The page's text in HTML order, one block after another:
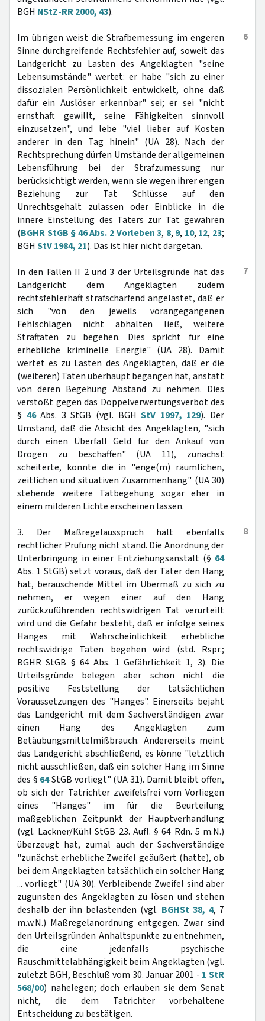
BGH NStZ-RR 2000, 43).
6
Im übrigen weist die Strafbemessung im engeren
Sinne durchgreifende Rechtsfehler auf, soweit das
Landgericht zu Lasten des Angeklagten "seine
Lebensumstände" wertet: er habe "sich zu einer
dissozialen Persönlichkeit entwickelt, ohne daß
dafür ein Auslöser erkennbar" sei; er sei "nicht
ernsthaft gewillt, seine Fähigkeiten sinnvoll
einzusetzen", und lebe "viel lieber auf Kosten
anderer in den Tag hinein" (UA 28). Nach der
Rechtsprechung dürfen Umstände der allgemeinen
Lebensführung bei der Strafzumessung nur
berücksichtigt werden, wenn sie wegen ihrer engen
Beziehung zur Tat Schlüsse auf den
Unrechtsgehalt zulassen oder Einblicke in die
innere Einstellung des Täters zur Tat gewähren
(BGHR StGB § 46 Abs. 2 Vorleben 3, 8, 9, 10, 12, 23;
BGH StV 1984, 21). Das ist hier nicht dargetan.
7
In den Fällen II 2 und 3 der Urteilsgründe hat das
Landgericht dem Angeklagten zudem
rechtsfehlerhaft strafschärfend angelastet, daß er
sich "von den jeweils vorangegangenen
Fehlschlägen nicht abhalten ließ, weitere
Straftaten zu begehen. Dies spricht für eine
erhebliche kriminelle Energie" (UA 28). Damit
wertet es zu Lasten des Angeklagten, daß er die
(weiteren) Taten überhaupt begangen hat, anstatt
von deren Begehung Abstand zu nehmen. Dies
verstößt gegen das Doppelverwertungsverbot des
§ 46Abs. 3 StGB (vgl. BGHStV 1997, 129). Der
Umstand, daß die Absicht des Angeklagten, "sich
durch einen Überfall Geld für den Ankauf von
Drogen zu beschaffen" (UA 11), zunächst
scheiterte, könnte die in "enge(m) räumlichen,
zeitlichen und situativen Zusammenhang" (UA 30)
stehende weitere Tatbegehung sogar eher in
einem milderen Lichte erscheinen lassen.
8
3. Der Maßregelausspruch hält ebenfalls
rechtlicher Prüfung nicht stand. Die Anordnung der
Unterbringung in einer Entziehungsanstalt (§ 64
Abs. 1 StGB) setzt voraus, daß der Täter den Hang
hat, berauschende Mittel im Übermaß zu sich zu
nehmen, er wegen einer auf den Hang
zurückzuführenden rechtswidrigen Tat verurteilt
wird und die Gefahr besteht, daß er infolge seines
Hanges mit Wahrscheinlichkeit erhebliche
rechtswidrige Taten begehen wird (std. Rspr.;
BGHR StGB § 64 Abs. 1 Gefährlichkeit 1, 3). Die
Urteilsgründe belegen aber schon nicht die
positive Feststellung der tatsächlichen
Voraussetzungen des "Hanges". Einerseits bejaht
das Landgericht mit dem Sachverständigen zwar
einen Hang des Angeklagten zum
Betäubungsmittelmißbrauch. Andererseits meint
das Landgericht abschließend, es könne "letztlich
nicht ausschließen, daß ein solcher Hang im Sinne
des § 64StGB vorliegt" (UA 31). Damit bleibt offen,
ob sich der Tatrichter zweifelsfrei vom Vorliegen
eines "Hanges" im für die Beurteilung
maßgeblichen Zeitpunkt der Hauptverhandlung
(vgl. Lackner/Kühl StGB 23. Aufl. § 64 Rdn. 5 m.N.)
überzeugt hat, zumal auch der Sachverständige
"zunächst erhebliche Zweifel geäußert (hatte), ob
bei dem Angeklagten tatsächlich ein solcher Hang
... vorliegt" (UA 30). Verbleibende Zweifel sind aber
zugunsten des Angeklagten zu lösen und stehen
deshalb der ihn belastenden (vgl. BGHSt 38, 4, 7
m.w.N.) Maßregelanordnung entgegen. Zwar sind
den Urteilsgründen Anhaltspunkte zu entnehmen,
die eine jedenfalls psychische
Rauschmittelabhängigkeit beim Angeklagten (vgl.
zuletzt BGH, Beschluß vom 30. Januar 2001 - 1 StR
568/00) nahelegen; doch erlauben sie dem Senat
nicht, die dem Tatrichter vorbehaltene
Entscheidung zu bestätigen.